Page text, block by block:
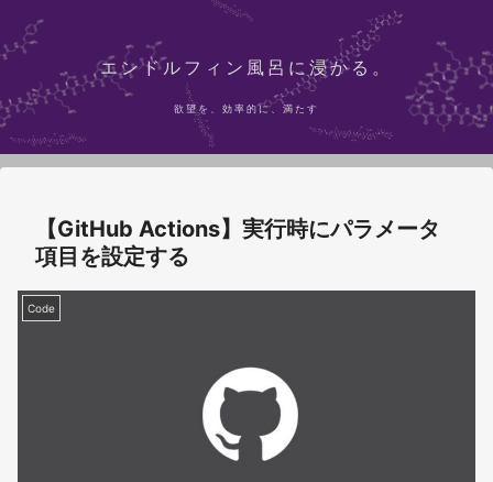
エンドルフィン風呂に浸かる。
欲望を、効率的に、満たす
【GitHub Actions】実行時にパラメータ
項目を設定する
Code